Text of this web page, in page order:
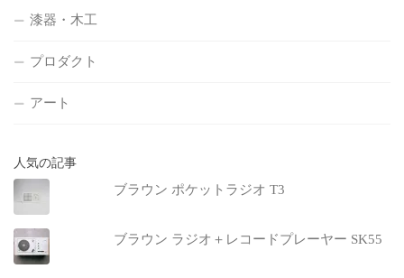
漆器・木工
プロダクト
アート
人気の記事
ブラウン ポケットラジオ T3
ブラウン ラジオ＋レコードプレーヤー SK55